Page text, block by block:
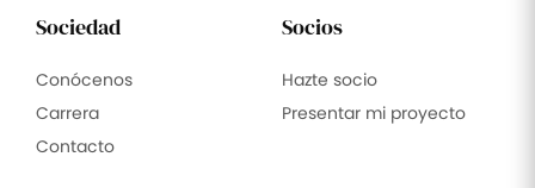
Sociedad
Conócenos
Carrera
Contacto
Socios
Hazte socio
Presentar mi proyecto